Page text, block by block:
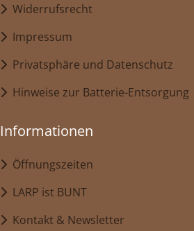
Widerrufsrecht
Impressum
Privatsphäre und Datenschutz
Hinweise zur Batterie-Entsorgung
Informationen
Öffnungszeiten
LARP ist BUNT
Kontakt & Newsletter